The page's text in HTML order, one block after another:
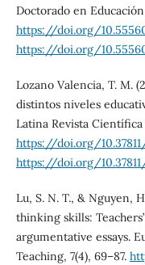
Doctorado en Educación,
https://doi.org/
https://doi.org/
Lozano Valencia, T. M.
distintos niveles
Latina Revista
https://doi.org/
https://doi.org/
Lu, S. N. T., & Nguyen,
thinking skills:
argumentative essays.
Teaching, 7(4), 69–87.